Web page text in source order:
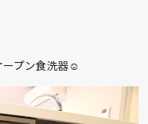
ープン食洗器☺